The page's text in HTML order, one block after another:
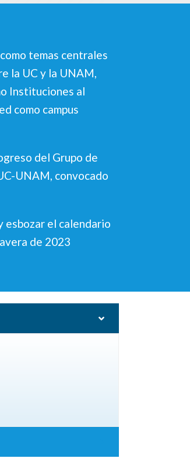
temas centrales
la UC y la UNAM,
Instituciones al
como campus
del Grupo de
UNAM, convocado
esbozar el calendario
de 2023